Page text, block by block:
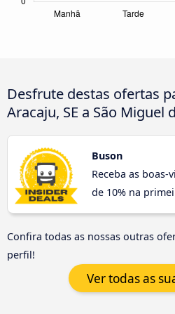
Desfrute destas ofertas
Aracaju, SE a São Miguel
Buson
Receba as
de 10% na
Confira todas as nossas outras
perfil!
Ver todas as